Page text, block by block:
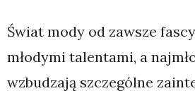
Świat mody od zawsze
młodymi talentami, a
wzbudzają szczególne